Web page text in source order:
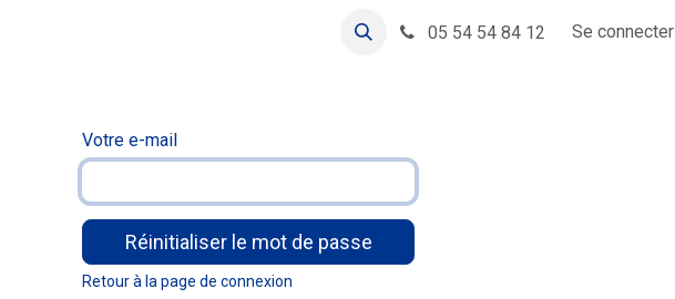
05 54 54 84 12 Se connecter
Votre e-mail
Réinitialiser le mot de passe
Retour à la page de connexion